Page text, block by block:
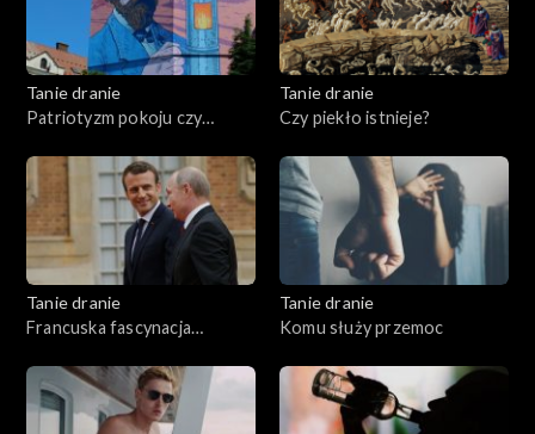
Tanie dranie
Patriotyzm pokoju czy
Tanie dranie
Czy piekło istnieje?
Tanie dranie
Francuska fascynacja
Tanie dranie
Komu służy przemoc